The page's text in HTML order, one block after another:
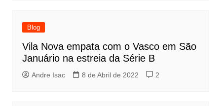
Blog
Vila Nova empata com o Vasco em São
Januário na estreia da Série B
Andre Isac 8 de Abril de 2022 2